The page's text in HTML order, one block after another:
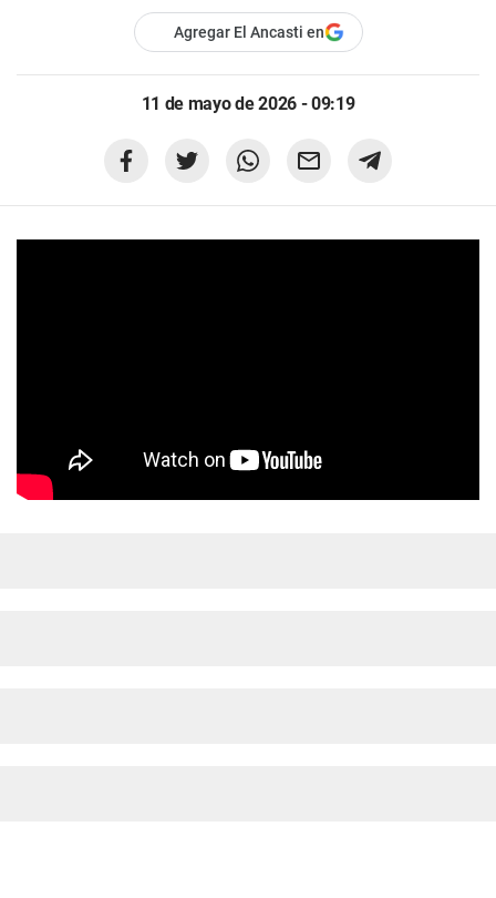
Agregar El Ancasti en
11 de mayo de 2026 - 09:19